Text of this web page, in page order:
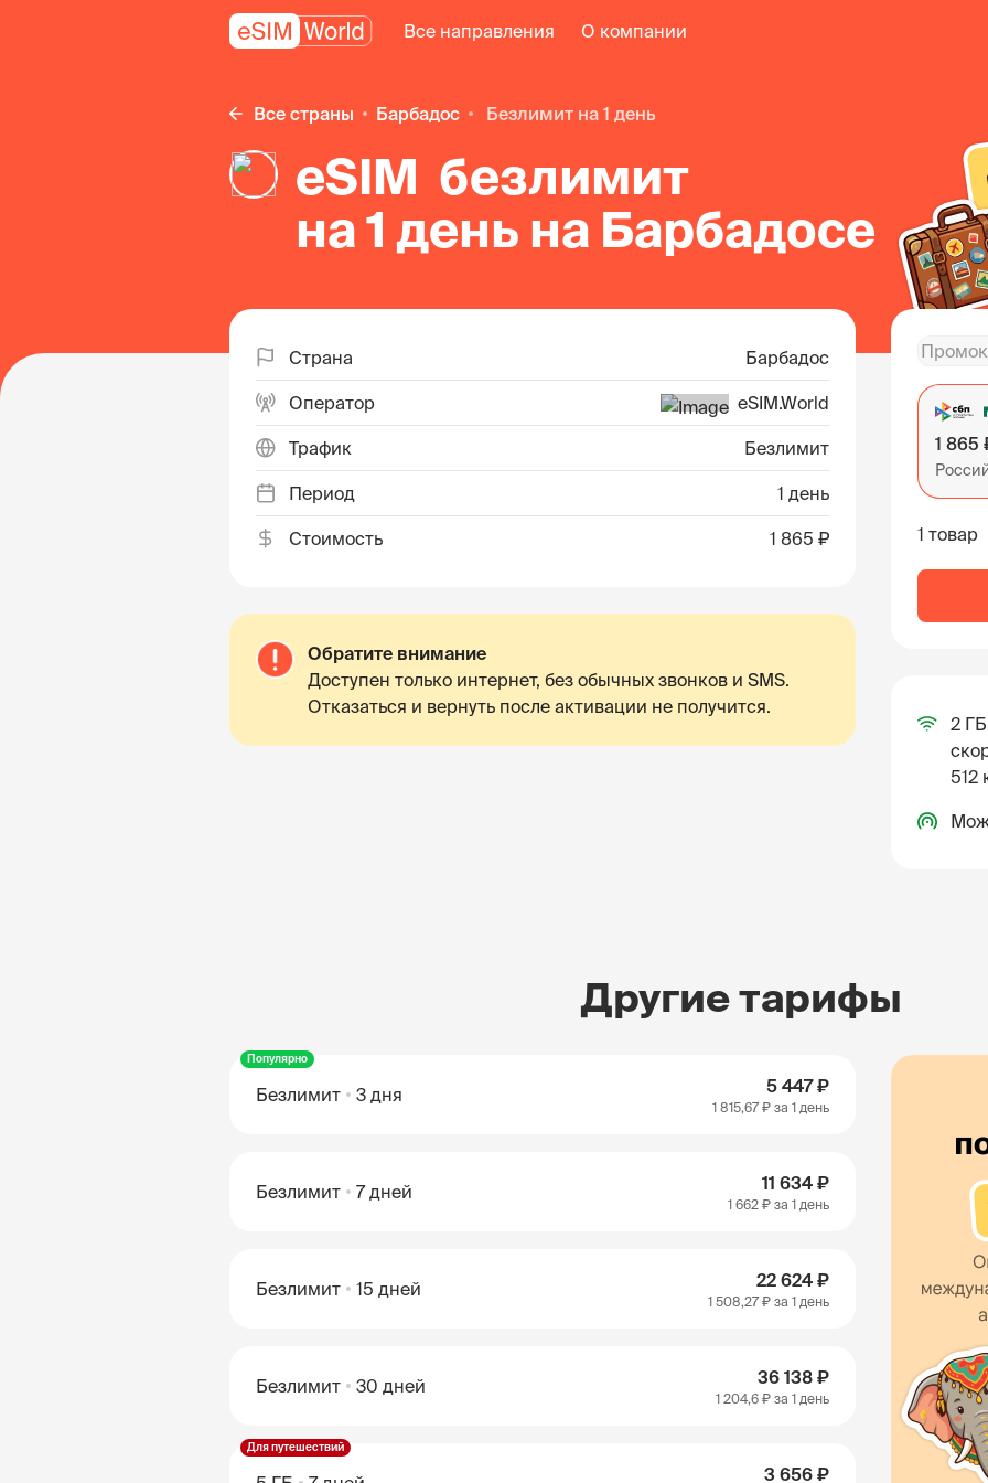
Все направления О компании
Все страны Барбадос безлимит на 1 день
eSIM безлимит
на 1 день на Барбадосе
Страна Барбадос
Оператор eSIM.World
Трафик Безлимит
Период 1 день
Стоимость 1 865 ₽
Обратите внимание
Доступен только интернет, без обычных звонков и SMS.
Отказаться и вернуть после активации не получится.
1 865
1 товар
2
512
Другие тарифы
Популярно
Безлимит 3 дня 5 447 ₽
1 815,67 ₽ за 1 день
Безлимит 7 дней 11 634 ₽
1 662 ₽ за 1 день
Безлимит 15 дней 22 624 ₽
1 508,27 ₽ за 1 день
Безлимит 30 дней 36 138 ₽
1 204,6 ₽ за 1 день
Для путешествий
3 656 ₽